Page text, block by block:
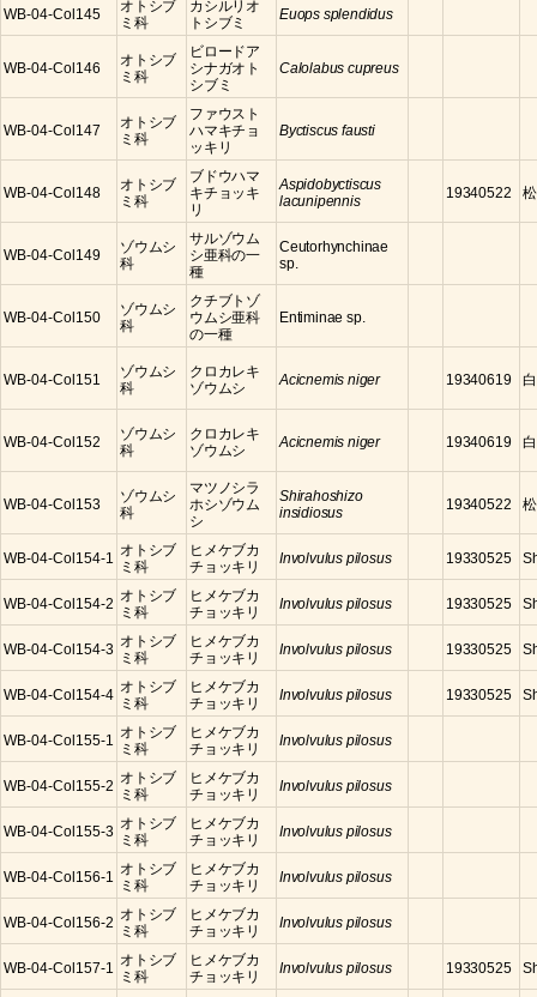
WB-04-Col145
オトシブ
ミ科
カシルリオ
トシブミ
Euops splendidus
WB-04-Col146
オトシブ
ミ科
ビロードア
シナガオト
シブミ
Calolabus cupreus
WB-04-Col147
オトシブ
ミ科
ファウスト
ハマキチョ
ッキリ
Byctiscus fausti
WB-04-Col148
オトシブ
ミ科
ブドウハマ
キチョッキ
リ
Aspidobyctiscus
lacunipennis
19340522
WB-04-Col149
ゾウムシ
科
サルゾウム
シ亜科の一
種
Ceutorhynchinae
sp.
WB-04-Col150
ゾウムシ
科
クチブトゾ
ウムシ亜科
の一種
Entiminae sp.
WB-04-Col151
ゾウムシ
科
クロカレキ
ゾウムシ
Acicnemis niger 19340619
WB-04-Col152
ゾウムシ
科
クロカレキ
ゾウムシ
Acicnemis niger 19340619
WB-04-Col153
ゾウムシ
科
マツノシラ
ホシゾウム
シ
Shirahoshizo
insidiosus
19340522
WB-04-Col154-1
オトシブ
ミ科
ヒメケブカ
チョッキリ
Involvulus pilosus 19330525
WB-04-Col154-2
オトシブ
ミ科
ヒメケブカ
チョッキリ
Involvulus pilosus 19330525
WB-04-Col154-3
オトシブ
ミ科
ヒメケブカ
チョッキリ
Involvulus pilosus 19330525
WB-04-Col154-4
オトシブ
ミ科
ヒメケブカ
チョッキリ
Involvulus pilosus 19330525
WB-04-Col155-1
オトシブ
ミ科
ヒメケブカ
チョッキリ
Involvulus pilosus
WB-04-Col155-2
オトシブ
ミ科
ヒメケブカ
チョッキリ
Involvulus pilosus
WB-04-Col155-3
オトシブ
ミ科
ヒメケブカ
チョッキリ
Involvulus pilosus
WB-04-Col156-1
オトシブ
ミ科
ヒメケブカ
チョッキリ
Involvulus pilosus
WB-04-Col156-2
オトシブ
ミ科
ヒメケブカ
チョッキリ
Involvulus pilosus
WB-04-Col157-1
オトシブ
ミ科
ヒメケブカ
チョッキリ
Involvulus pilosus 19330525